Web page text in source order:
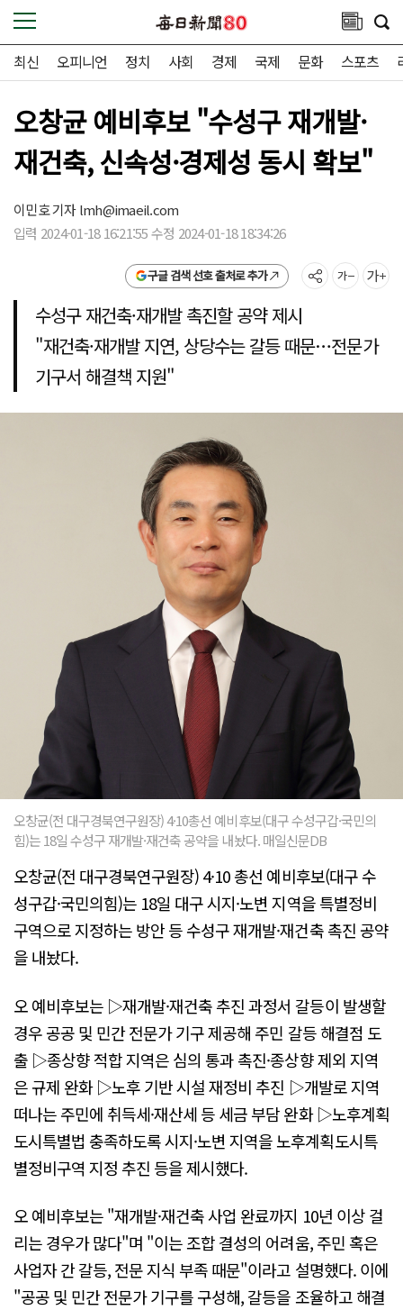
최신 오피니언 정치 사회 경제 국제 문화 스포츠
오창균 예비후보 "수성구 재개발·
재건축, 신속성·경제성 동시 확보"
이민호 기자lmh@imaeil.com
입력 2024-01-18 16:21:55 수정 2024-01-18 18:34:26
구글 검색 선호 출처로 추가
수성구 재건축·재개발 촉진할 공약 제시
"재건축·재개발 지연, 상당수는 갈등 때문…전문가
기구서 해결책 지원"
오창균(전 대구경북연구원장) 4·10총선 예비후보(대구 수성구갑·국민의
힘)는 18일 수성구 재개발·재건축 공약을 내놨다. 매일신문DB
오창균(전 대구경북연구원장) 4·10 총선 예비후보(대구 수
성구갑·국민의힘)는 18일 대구 시지·노변 지역을 특별정비
구역으로 지정하는 방안 등 수성구 재개발·재건축 촉진 공약
을 내놨다.
오 예비후보는 ▷재개발·재건축 추진 과정서 갈등이 발생할
경우 공공 및 민간 전문가 기구 제공해 주민 갈등 해결점 도
출 ▷종상향 적합 지역은 심의 통과 촉진·종상향 제외 지역
은 규제 완화 ▷노후 기반 시설 재정비 추진 ▷개발로 지역
떠나는 주민에 취득세·재산세 등 세금 부담 완화 ▷노후계획
도시특별법 충족하도록 시지·노변 지역을 노후계획도시특
별정비구역 지정 추진 등을 제시했다.
오 예비후보는 "재개발·재건축 사업 완료까지 10년 이상 걸
리는 경우가 많다"며 "이는 조합 결성의 어려움, 주민 혹은
사업자 간 갈등, 전문 지식 부족 때문"이라고 설명했다. 이에
"공공 및 민간 전문가 기구를 구성해, 갈등을 조율하고 해결